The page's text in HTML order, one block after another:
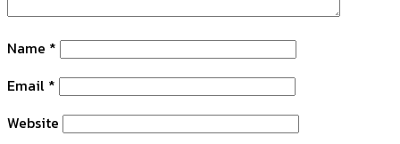
Name *
Email *
Website